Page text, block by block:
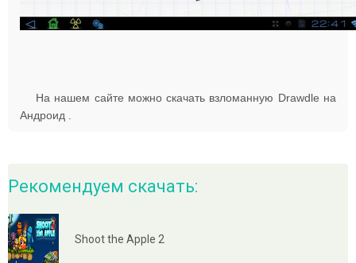
На нашем сайте можно скачать взломанную Drawdle на
Андроид .
Рекомендуем скачать:
Shoot the Apple 2